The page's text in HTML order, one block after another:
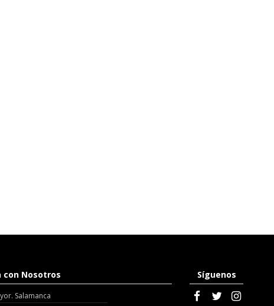
con Nosotros
Salamanca
Síguenos